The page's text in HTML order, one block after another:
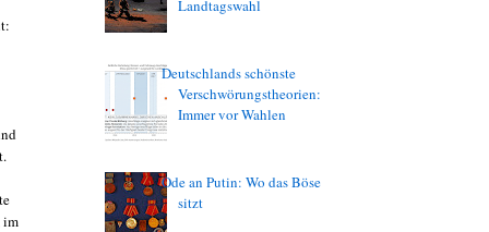
im
Landtagswahl
Deutschlands schönste
Verschwörungstheorien:
Immer vor Wahlen
Ode an Putin: Wo das Böse
sitzt